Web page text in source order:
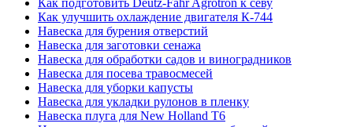
Как улучшить охлаждение двигателя К-744
Навеска для бурения отверстий
Навеска для заготовки сенажа
Навеска для обработки садов и виноградников
Навеска для посева травосмесей
Навеска для уборки капусты
Навеска для укладки рулонов в пленку
Навеска плуга для New Holland T6